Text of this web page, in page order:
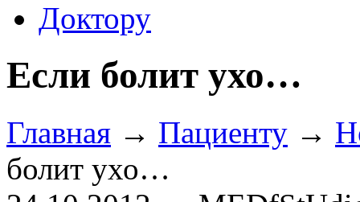
Доктору
Если болит ухо…
Главная → Пациенту →
болит ухо…